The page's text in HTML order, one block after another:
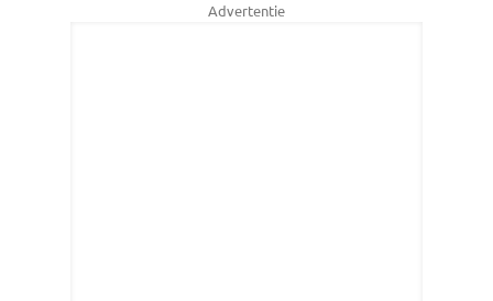
Advertentie